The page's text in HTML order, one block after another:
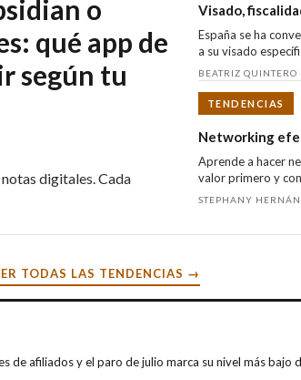
o
qué app de
según tu
digitales. Cada
Visado,
España se ha
a su visado
BEATRIZ QUINTERO
TENDENCIAS
Networking
Aprende a hacer
valor primero y
STEPHANY
TODAS LAS TENDENCIAS →
de afiliados y el paro de julio marca su nivel más bajo